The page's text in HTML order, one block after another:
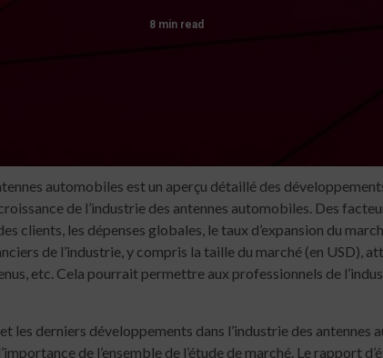
8 min read
automobiles est un aperçu détaillé des
de l’industrie des antennes automobiles. Des
clients, les dépenses globales, le taux d’expansion du
de l’industrie, y compris la taille du marché (en USD),
etc. Cela pourrait permettre aux professionnels de
les derniers développements dans l’industrie des
de l’ensemble de l’étude de marché. Le rapport